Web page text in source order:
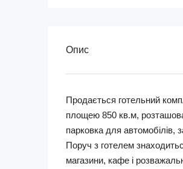
Опис
Продається готельний
площею 850 кв.м,
парковка для автомобілів,
Поруч з готелем
магазини, кафе і